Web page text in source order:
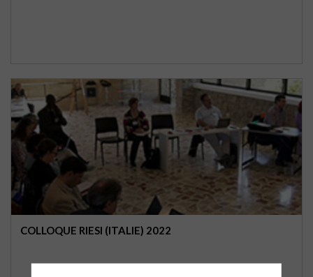
COLLOQUE RIESI (ITALIE) 2022